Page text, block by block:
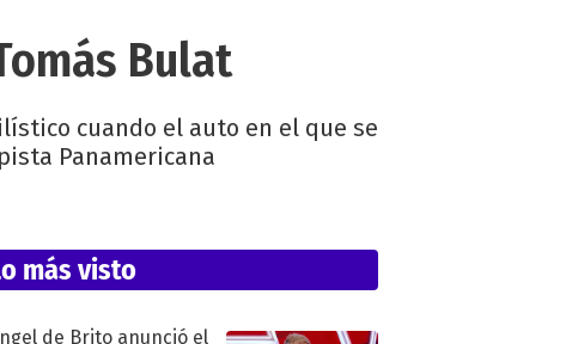
Bulat
cuando el auto en el que se
Panamericana
más visto
de Brito anunció el